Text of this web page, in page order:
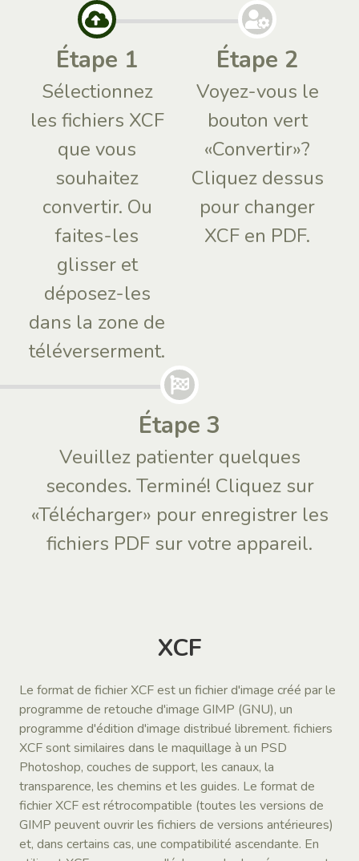
Étape 1
Sélectionnez
les fichiers XCF
que vous
souhaitez
convertir. Ou
faites-les
glisser et
déposez-les
dans la zone de
téléverserment.
Étape 2
Voyez-vous le
bouton vert
«Convertir»?
Cliquez dessus
pour changer
XCF en PDF.
Étape 3
Veuillez patienter quelques
secondes. Terminé! Cliquez sur
«Télécharger» pour enregistrer les
fichiers PDF sur votre appareil.
XCF
Le format de fichier XCF est un fichier d'image créé par le
programme de retouche d'image GIMP (GNU), un
programme d'édition d'image distribué librement. fichiers
XCF sont similaires dans le maquillage à un PSD
Photoshop, couches de support, les canaux, la
transparence, les chemins et les guides. Le format de
fichier XCF est rétrocompatible (toutes les versions de
GIMP peuvent ouvrir les fichiers de versions antérieures)
et, dans certains cas, une compatibilité ascendante. En